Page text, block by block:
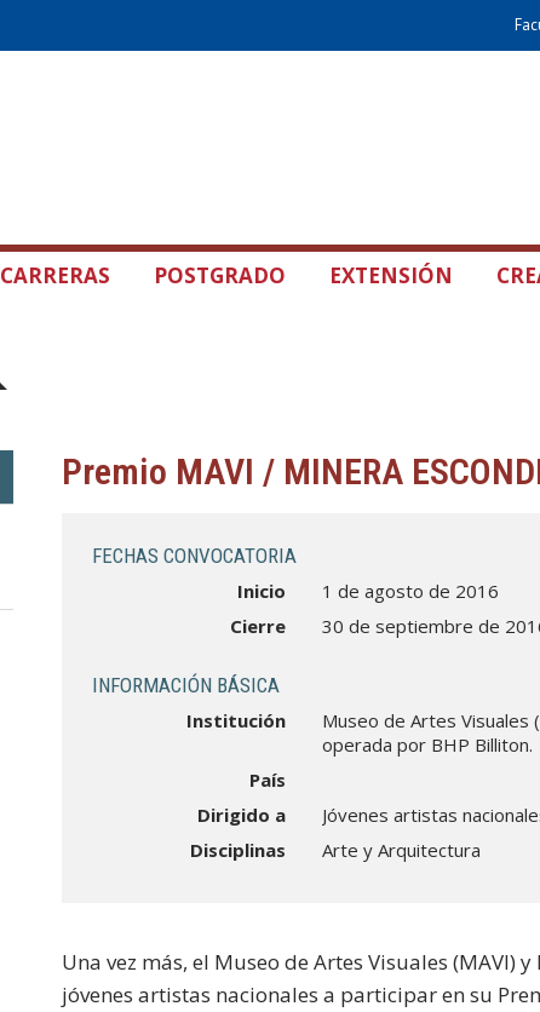
CARRERAS POSTGRADO EXTENSIÓN
Premio MAVI / MINERA
FECHAS CONVOCATORIA
Inicio
1 de agosto de 2016
Cierre
30 de septiembre de
INFORMACIÓN BÁSICA
Institución
Museo de Artes Visuales
operada por BHP Billiton.
País
Dirigido a
Jóvenes artistas
Disciplinas
Arte y Arquitectura
Una vez más, el Museo de Artes Visuales
jóvenes artistas nacionales a participar en su